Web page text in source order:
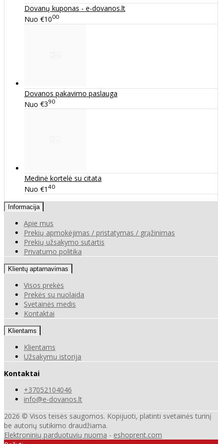
Dovanų kuponas - e-dovanos.lt
Nuo €1000
Dovanos pakavimo paslauga
Nuo €390
Medinė kortelė su citata
Nuo €1 40
Informacija
Apie mus
Prekių apmokėjimas / pristatymas / grąžinimas
Prekių užsakymo sutartis
Privatumo politika
Klientų aptarnavimas
Visos prekės
Prekės su nuolaida
Svetainės medis
Kontaktai
Klientams
Klientams
Užsakymų istorija
Kontaktai
+37052104046
info@e-dovanos.lt
2026 © Visos teisės saugomos. Kopijuoti, platinti svetainės turinį
be autorių sutikimo draudžiama.
Elektroninių parduotuvių nuoma - eshoprent.com